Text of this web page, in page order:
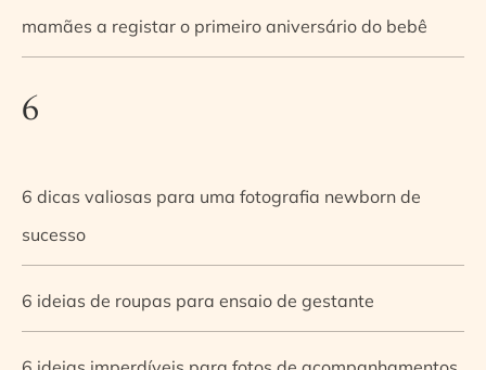
mamães a registar o primeiro aniversário do bebê
6
6 dicas valiosas para uma fotografia newborn de
sucesso
6 ideias de roupas para ensaio de gestante